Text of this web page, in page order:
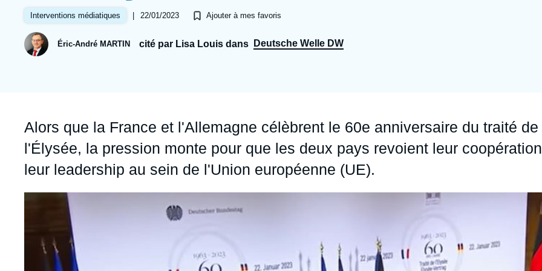
Partenariats et réseaux
Nous soutenir en tant que professionnel
Ramses
Politique étrangère
Intelligence artificielle
Guerre en Ukraine
Europe
Russie - Eurasie
Jeudi 17 septembre 2026 17:30
Interventions médiatiques | 22/01/2023 Ajouter à mes favoris
Éric-André MARTIN cité par Lisa Louis dans Deutsche Welle DW
Accroche
Alors que la France et l'Allemagne célèbrent le 60e anniversaire du traité de
l'Élysée, la pression monte pour que les deux pays revoient leur
leur leadership au sein de l'Union européenne (UE).
médiatique